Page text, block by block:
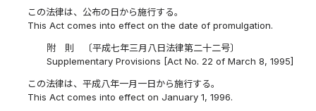
この法律は、公布の日から施行する。
This Act comes into effect on the date of promulgation.
附 則 〔平成七年三月八日法律第二十二号〕
Supplementary Provisions [Act No. 22 of March 8, 1995]
この法律は、平成八年一月一日から施行する。
This Act comes into effect on January 1, 1996.